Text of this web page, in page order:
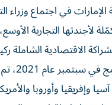
في اجتماع وزراء
لأجندتها التجارية
الاقتصادية الشاملة